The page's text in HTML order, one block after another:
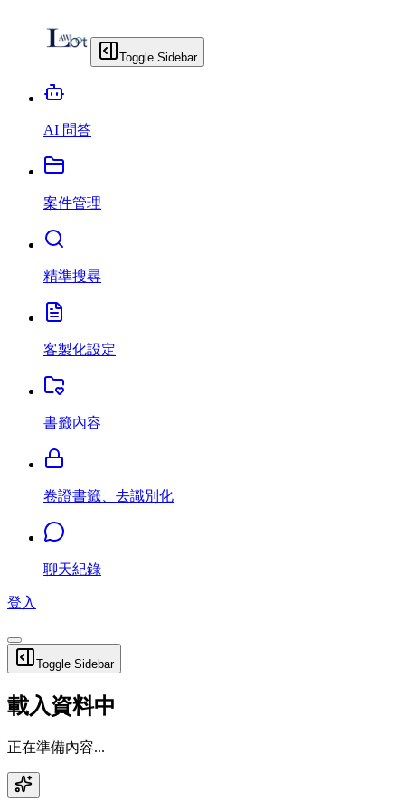
Toggle Sidebar
AI 問答
案件管理
精準搜尋
客製化設定
書籤內容
卷證書籤、去識別化
聊天紀錄
登入
Toggle Sidebar
載入資料中
正在準備內容...